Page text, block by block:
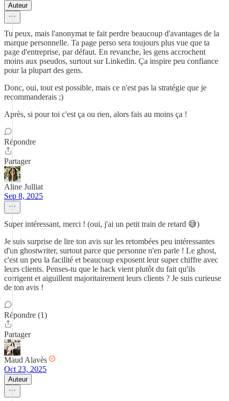
Auteur
Tu peux, mais l'anonymat te fait perdre beaucoup d'avantages de la
marque personnelle. Ta page perso sera toujours plus vue que ta
page d'entreprise, par défaut. En revanche, les gens accrochent
moins aux pseudos, surtout sur Linkedin. Ça inspire peu confiance
pour la plupart des gens.
Donc, oui, tout est possible, mais ce n'est pas la stratégie que je
recommanderais ;)
Après, si pour toi c'est ça ou rien, alors fais au moins ça !
Répondre
Partager
Aline Julliat
Sep 8, 2025
Super intéressant, merci ! (oui, j'ai un petit train de retard 😅)
Je suis surprise de lire ton avis sur les retombées peu intéressantes
d'un ghostwriter, surtout parce que personne n'en parle ! Le ghost,
c'est un peu la facilité et beaucoup exposent leur super chiffre avec
leurs clients. Penses-tu que le hack vient plutôt du fait qu'ils
corrigent et aiguillent majoritairement leurs clients ? Je suis curieuse
de ton avis !
Répondre (1)
Partager
Maud Alavès
Oct 23, 2025
Auteur